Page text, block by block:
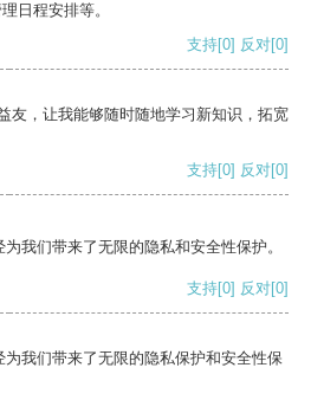
日程安排等。
支持[0] 反对[0]
友，让我能够随时随地学习新知识，拓宽
支持[0] 反对[0]
我们带来了无限的隐私和安全性保护。
支持[0] 反对[0]
我们带来了无限的隐私保护和安全性保